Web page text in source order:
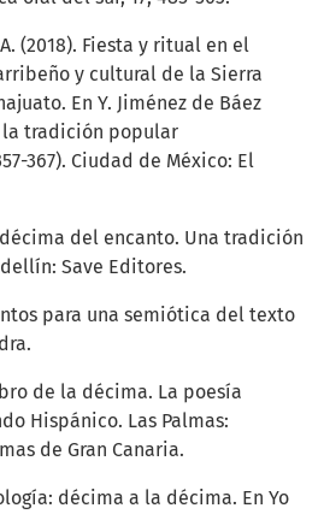
(2018). Fiesta y ritual en el
y cultural de la Sierra
En Y. Jiménez de Báez
la tradición popular
367). Ciudad de México: El
décima del encanto. Una tradición
Save Editores.
para una semiótica del texto
de la décima. La poesía
Hispánico. Las Palmas:
de Gran Canaria.
décima a la décima. En Yo